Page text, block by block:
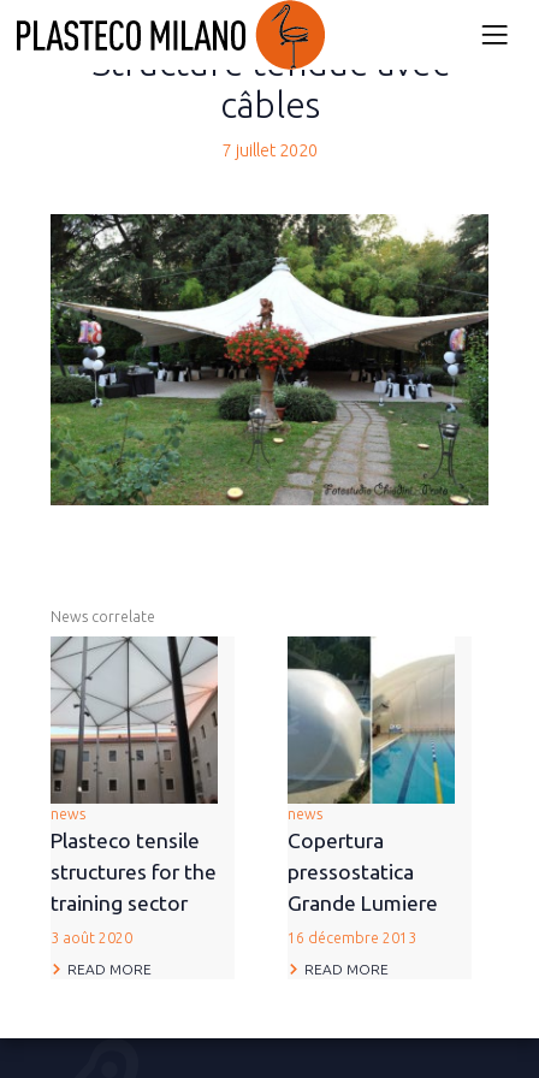
Structure tendue avec
câbles
7 juillet 2020
News correlate
news
Plasteco tensile
structures for the
training sector
3 août 2020
READ MORE
news
Copertura
pressostatica
Grande Lumiere
16 décembre 2013
READ MORE